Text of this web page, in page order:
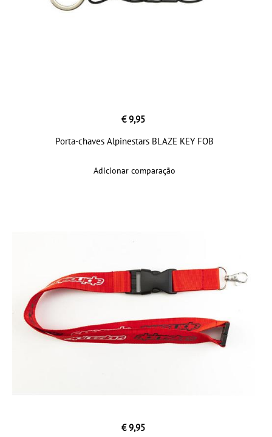
€ 9,95
Porta-chaves Alpinestars BLAZE KEY FOB
Adicionar comparação
€ 9,95